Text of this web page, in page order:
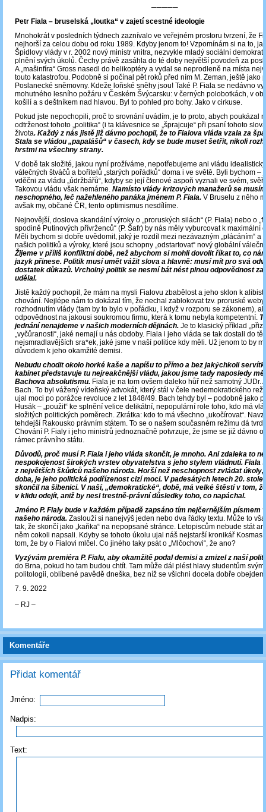
─────
Petr Fiala – bruselská „loutka“ v zajetí scestné ideologie
Mnohokrát v posledních týdnech zaznívalo ve veřejném prostoru tvrzení, že
nejhorší za celou dobu od roku 1989. Kdyby jenom to! Vzpomínám si na to,
Špidlovy vlády v r. 2002 nový ministr vnitra, nezvykle mladý sociální demokrat
plnění svých úkolů. Čechy právě zasáhla do té doby největší povodeň za
A „mašinfíra“ Gross nasedl do helikoptéry a vydal se neprodleně na místa
touto katastrofou. Podobně si počínal pět roků před ním M. Zeman, ještě jako
Poslanecké sněmovny. Kdeže loňské sněhy jsou! Také P. Fiala se nedávno
mohutného lesního požáru v Českém Švýcarsku: v černých polobotkách, v
košilí a s deštníkem nad hlavou. Byl to pohled pro bohy. Jako v cirkuse.
Pokud jste nepochopili, proč to srovnání uvádím, je to proto, abych poukázal
odtrženost tohoto „politika“ (i ta klávesnice se „šprajcuje“ při psaní tohoto
života. Každý z nás jistě již dávno pochopil, že to Fialova vláda vzala za
Stala se vládou „papalášů“ v časech, kdy se bude muset šetřit, nikoli
hrstmi na všechny strany.
V době tak složité, jakou nyní prožíváme, nepotřebujeme ani vládu
válečných štváčů a bořitelů „starých pořádků“ doma i ve světě. Byli bychom –
vděčni za vládu „údržbářů“, kdyby se její členové aspoň vyznali ve svém,
Takovou vládu však nemáme. Namísto vlády krizových manažerů se
neschopného, leč nažehleného panáka jménem P. Fiala. V Bruselu z něho
avšak my, občané ČR, tento optimismus nesdílíme.
Nejnovější, doslova skandální výroky o „proruských silách“ (P. Fiala) nebo o
spodině Putinových přívrženců“ (P. Šafr) by nás měly vyburcovat k maximální
Měli bychom si dobře uvědomit, jaký je rozdíl mezi nezávazným „plácáním“ a
našich politiků a výroky, které jsou schopny „odstartovat“ nový globální
Žijeme v příliš konfliktní době, než abychom si mohli dovolit říkat to, co
jazyk přinese. Politik musí umět vážit slova a hlavně: musí mít pro svá
dostatek důkazů. Vrcholný politik se nesmí bát nést plnou odpovědnost za
udělal.
Jistě každý pochopil, že mám na mysli Fialovu zbabělost a jeho sklon k
chování. Nejlépe nám to dokázal tím, že nechal zablokovat tzv. proruské
rozhodnutím vlády (tam by to bylo v pořádku, i když v rozporu se zákonem),
odpovědnost na jakousi soukromou firmu, která k tomu nebyla kompetentní.
jednání nenajdeme v našich moderních dějinách. Je to klasický příklad
„vyčůranosti“, jaké nemají u nás obdoby. Fiala i jeho vláda se tak dostali do
nejsmradlavějších sra*ek, jaké jsme v naší politice kdy měli. Už jenom to by
důvodem k jeho okamžité demisi.
Nebudu chodit okolo horké kaše a napíšu to přímo a bez jakýchkoli
kabinet představuje tu nejreakčnější vládu, jakou jsme tady naposledy
Bachova absolutismu. Fiala je na tom ovšem daleko hůř než samotný JUDr.
Bach. To byl vážený vídeňský advokát, který stál v čele nedemokratického
ujal moci po porážce revoluce z let 1848/49. Bach tehdy byl – podobně jako
Husák – „použit“ ke splnění velice delikátní, nepopulární role toho, kdo má
složitých politických poměrech. Zkrátka: kdo to má všechno „ukočírovat“.
tehdejší Rakousko právním státem. To se o našem současném režimu dá
Chování P. Fialy i jeho ministrů jednoznačně potvrzuje, že jsme se již dávno
rámec právního státu.
Důvodů, proč musí P. Fiala i jeho vláda skončit, je mnoho. Ani zdaleka to
nespokojenost širokých vrstev obyvatelstva s jeho stylem vládnutí. Fiala
z největších škůdců našeho národa. Horší než neschopnost zvládat úkoly,
doba, je jeho politická podřízenost cizí moci. V padesátých letech 20.
skončil na šibenici. V naší, „demokratické“, době, má velké štěstí v tom,
v klidu odejít, aniž by nesl trestně-právní důsledky toho, co napáchal.
Jméno P. Fialy bude v každém případě zapsáno tím nejčernějším písmem
našeho národa. Zaslouží si nanejvýš jeden nebo dva řádky textu. Může to
tak, že skončí jako „kaňka“ na nepopsané stránce. Letopiscům nebude stát
něm cokoli napsali. Kdyby se tohoto úkolu ujal náš nejstarší kronikář
tom, že by o Fialovi mlčel. Co jiného taky psát o „Mlčochovi“, že ano?
Vyzývám premiéra P. Fialu, aby okamžitě podal demisi a zmizel z naší
do Brna, pokud ho tam budou chtít. Tam může dál plést hlavy studentům
politologii, oblíbené pavědě dneška, bez níž se všichni docela dobře
7. 9. 2022
‒ RJ ‒
Komentáře
Přidat komentář
Jméno:
Nadpis:
Text: